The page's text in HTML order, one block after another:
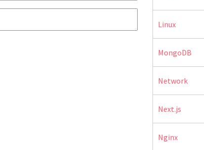
Linux
MongoDB
Network
Next.js
Nginx